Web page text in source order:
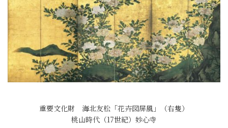
重要文化財 海北友松「花卉図屏風」（右隻）
桃山時代（17世紀）妙心寺